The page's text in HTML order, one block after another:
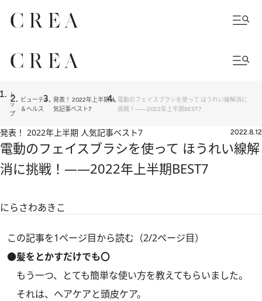
ト
ッ
プ
ビューティ
＆ヘルス
発表！ 2022年上半期 人
気記事ベスト7
電動のフェイスブラシを使って ほうれい線解消に
挑戦！――2022年上半期BEST7
発表！ 2022年上半期 人気記事ベスト7 2022.8.12
電動のフェイスブラシを使って ほうれい線解
消に挑戦！――2022年上半期BEST7
にらさわあきこ
この記事を1ページ目から読む（2/2ページ目）
●髪をとかすだけでも〇
もう一つ、とても簡単な使い方を教えてもらいました。
それは、ヘアケアと頭皮ケア。